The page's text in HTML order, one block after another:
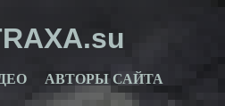
АВТОРЫ САЙТА